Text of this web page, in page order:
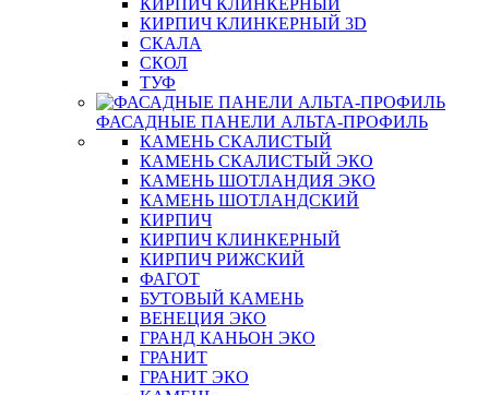
КИРПИЧ КЛИНКЕРНЫЙ
КИРПИЧ КЛИНКЕРНЫЙ 3D
СКАЛА
СКОЛ
ТУФ
ФАСАДНЫЕ ПАНЕЛИ АЛЬТА-ПРОФИЛЬ
КАМЕНЬ СКАЛИСТЫЙ
КАМЕНЬ СКАЛИСТЫЙ ЭКО
КАМЕНЬ ШОТЛАНДИЯ ЭКО
КАМЕНЬ ШОТЛАНДСКИЙ
КИРПИЧ
КИРПИЧ КЛИНКЕРНЫЙ
КИРПИЧ РИЖСКИЙ
ФАГОТ
БУТОВЫЙ КАМЕНЬ
ВЕНЕЦИЯ ЭКО
ГРАНД КАНЬОН ЭКО
ГРАНИТ
ГРАНИТ ЭКО